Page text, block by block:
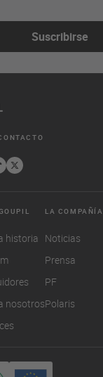
Suscribirse
historia
nosotros
LA COMPAÑÍA
Noticias
Prensa
PF
Polaris